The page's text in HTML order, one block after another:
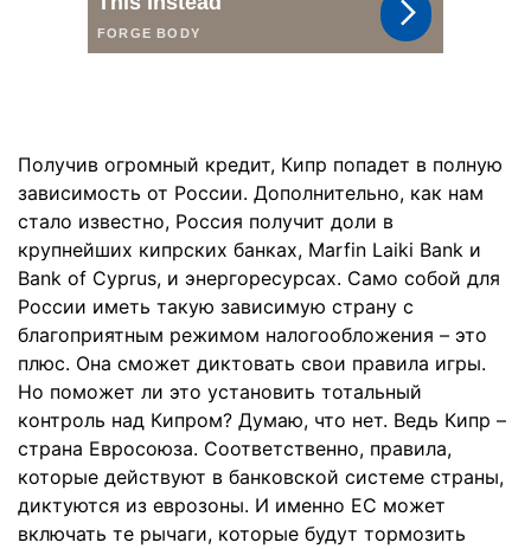
Получив огромный кредит, Кипр попадет в полную
зависимость от России. Дополнительно, как нам
стало известно, Россия получит доли в
крупнейших кипрских банках, Marfin Laiki Bank и
Bank of Cyprus, и энергоресурсах. Само собой для
России иметь такую зависимую страну с
благоприятным режимом налогообложения – это
плюс. Она сможет диктовать свои правила игры.
Но поможет ли это установить тотальный
контроль над Кипром? Думаю, что нет. Ведь Кипр –
страна Евросоюза. Соответственно, правила,
которые действуют в банковской системе страны,
диктуются из еврозоны. И именно ЕС может
включать те рычаги, которые будут тормозить